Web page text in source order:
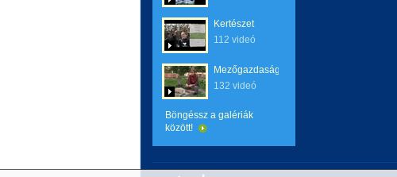
Kertészet
112 videó
Mezőgazdaság
132 videó
Böngéssz a galériák
között!